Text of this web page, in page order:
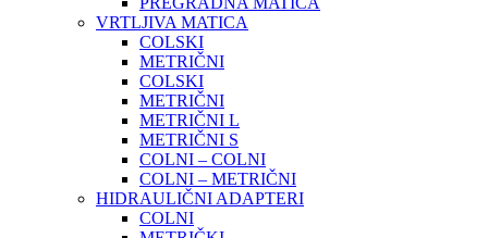
VRTLJIVA MATICA
COLSKI
METRIČNI
COLSKI
METRIČNI
METRIČNI L
METRIČNI S
COLNI – COLNI
COLNI – METRIČNI
HIDRAULIČNI ADAPTERI
COLNI